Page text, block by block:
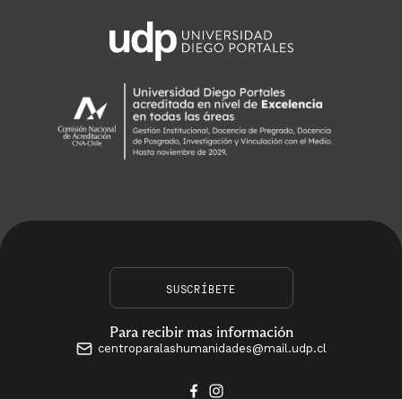
SUSCRÍBETE
Para recibir mas información
centroparalashumanidades@mail.udp.cl